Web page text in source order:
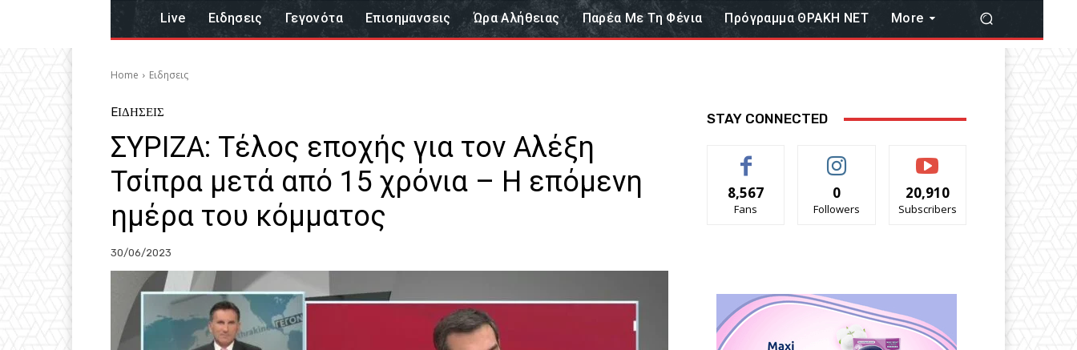
Live Eιδησεις Γεγονότα Επισημανσεις Ώρα Αλήθειας Παρέα Με Τη Φένια Πρόγραμμα ΘΡΑΚΗ ΝΕΤ More
Home Eιδησεις
EΙΔΗΣΕΙΣ
ΣΥΡΙΖΑ: Τέλος εποχής για τον Αλέξη
Τσίπρα μετά από 15 χρόνια – Η επόμενη
ημέρα του κόμματος
30/06/2023
STAY CONNECTED
8,567
Fans
0
Followers
20,910
Subscribers